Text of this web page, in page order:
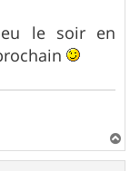
le soir en
a